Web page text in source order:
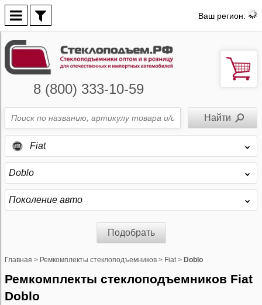
Ваш регион:
8 (800) 333-10-59
Fiat
Doblo
Поколение авто
Подобрать
Главная > Ремкомплекты стеклоподъемников > Fiat > Doblo
Ремкомплекты стеклоподъемников Fiat
Doblo